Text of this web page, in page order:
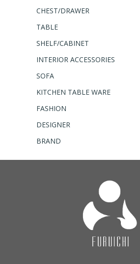
CHEST/DRAWER
TABLE
SHELF/CABINET
INTERIOR ACCESSORIES
SOFA
KITCHEN TABLE WARE
FASHION
DESIGNER
BRAND